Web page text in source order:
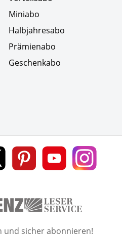
Miniabo
Halbjahresabo
Prämienabo
Geschenkabo
Lorenz
Leserservice
Lorenz
Leserservice
Lorenz
Leserservice
Lorenz
50 Lesefreude im Abo Jahre
und sicher abonnieren!